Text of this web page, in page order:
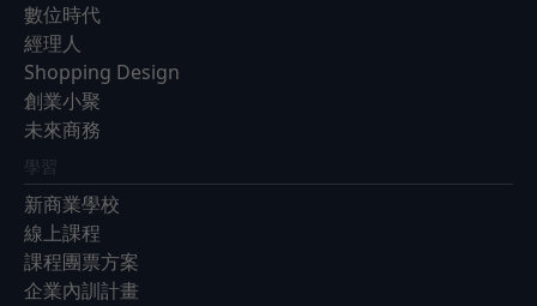
數位時代
經理人
Shopping Design
創業小聚
未來商務
學習
新商業學校
線上課程
課程團票方案
企業內訓計畫